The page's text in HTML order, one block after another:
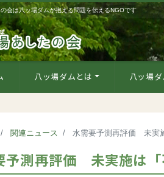
会は八ッ場ダムが抱える問題を伝えるNGOです
八ッ場ダムとは 八ッ場
関連ニュース 水需要予測再評価 未実
予測再評価 未実施は